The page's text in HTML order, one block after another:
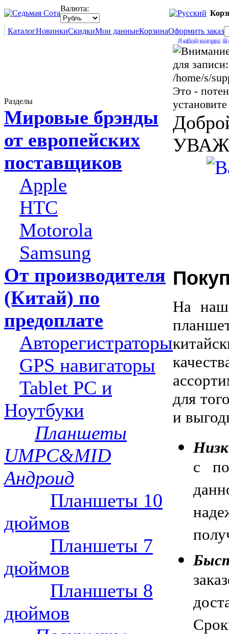
Валюта:
КаталогНовинкиСкидкиМои данныеКорзинаОформить заказ
Любой вопрос Вы
Разделы
Мировые брэнды
от европейских
поставщиков
Apple
HTC
Motorola
Samsung
От производителя
(Китай) по
предоплате
Авторегистраторы
GPS навигаторы
Tablet PC и
Ноутбуки
Планшеты
UMPC&MID
Андроид
Планшеты 10
дюймов
Планшеты 7
дюймов
Планшеты 8
дюймов
для записи:
/home/s/
Это -
На
для
и
с